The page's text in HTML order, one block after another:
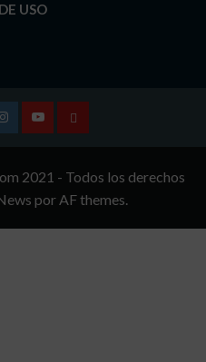
USO
InstagramYoutubeTÉRMINOS
CONDICIONES
2021 - Todos los derechos
por AF themes.